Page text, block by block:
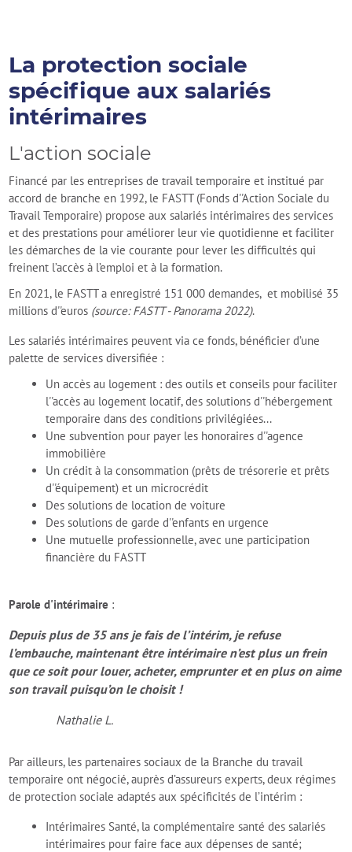
La protection sociale
spécifique aux salariés
intérimaires
L'action sociale
Financé par les entreprises de travail temporaire et institué par
accord de branche en 1992, le FASTT (Fonds d''Action Sociale du
Travail Temporaire) propose aux salariés intérimaires des services
et des prestations pour améliorer leur vie quotidienne et faciliter
les démarches de la vie courante pour lever les difficultés qui
freinent l’accès à l’emploi et à la formation.
En 2021, le FASTT a enregistré 151 000 demandes, et mobilisé 35
millions d''euros (source: FASTT - Panorama 2022).
Les salariés intérimaires peuvent via ce fonds, bénéficier d’une
palette de services diversifiée :
Un accès au logement : des outils et conseils pour faciliter
l''accès au logement locatif, des solutions d''hébergement
temporaire dans des conditions privilégiées...
Une subvention pour payer les honoraires d''agence
immobilière
Un crédit à la consommation (prêts de trésorerie et prêts
d''équipement) et un microcrédit
Des solutions de location de voiture
Des solutions de garde d''enfants en urgence
Une mutuelle professionnelle, avec une participation
financière du FASTT
Parole d'intérimaire :
Depuis plus de 35 ans je fais de l’intérim, je refuse
l’embauche, maintenant être intérimaire n’est plus un frein
que ce soit pour louer, acheter, emprunter et en plus on aime
son travail puisqu’on le choisit !
Nathalie L.
Par ailleurs, les partenaires sociaux de la Branche du travail
temporaire ont négocié, auprès d’assureurs experts, deux régimes
de protection sociale adaptés aux spécificités de l’intérim :
Intérimaires Santé, la complémentaire santé des salariés
intérimaires pour faire face aux dépenses de santé;